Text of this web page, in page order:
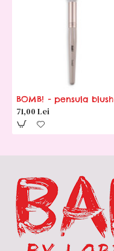
BOMB! - pensula blush
71,00 Lei